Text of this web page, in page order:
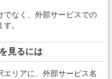
でなく、外部サービスでの
。
見るには
リアに、外部サービス名